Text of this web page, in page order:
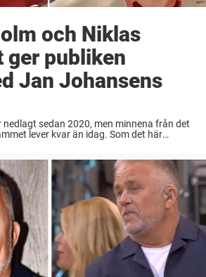
och Niklas
ger publiken
Jan Johansens
sedan 2020, men minnena från det
lever kvar än idag. Som det här